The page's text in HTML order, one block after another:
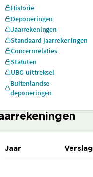
Historie
Deponeringen
Jaarrekeningen
Standaard jaarrekeningen
Concernrelaties
Statuten
UBO-uittreksel
Buitenlandse
deponeringen
Jaar Verslag